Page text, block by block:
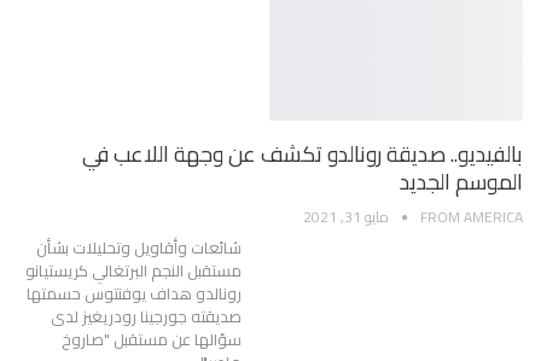
بالفيديو.. صديقة رونالدو تكشف عن وجهة اللاعب في
الموسم الجديد
FROM AMERICA مايو 31, 2021
شائعات وأقاويل وتحليلات بشأن
مستقبل النجم البرتغالي كريستيانو
رونالدو هداف يوفنتوس حسمتها
صديقته جورجينا رودريغيز لدى
سؤالها عن مستقبل "صاروخ